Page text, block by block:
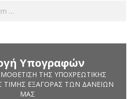
Υπογραφών
ΤΗΣ ΥΠΟΧΡΕΩΤΙΚΉΣ
ΤΙΜΉΣ ΕΞΑΓΟΡΆΣ ΤΩΝ ΔΑΝΕΊΩΝ
ΜΑΣ